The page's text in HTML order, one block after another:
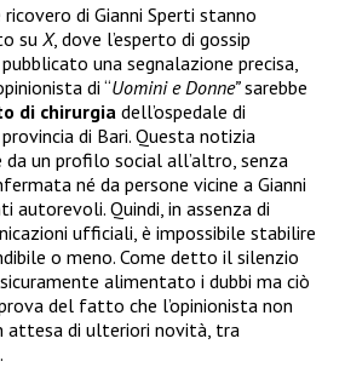
di Gianni Sperti stanno
su X, dove l’esperto di gossip
una segnalazione precisa,
di “Uomini e Donne”sarebbe
di chirurgia dell’ospedale di
di Bari. Questa notizia
un profilo social all’altro, senza
né da persone vicine a Gianni
autorevoli. Quindi, in assenza di
ufficiali, è impossibile stabilire
o meno. Come detto il silenzio
alimentato i dubbi ma ciò
del fatto che l’opinionista non
attesa di ulteriori novità, tra